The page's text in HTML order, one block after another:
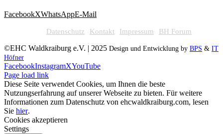
FacebookXWhatsAppE-Mail
Datenschutz Kontakt Impressum BH Forum
©EHC Waldkraiburg e.V. | 2025 Design und Entwicklung by BPS & IT
Höfner
FacebookInstagramXYouTube
Page load link
Diese Seite verwendet Cookies, um Ihnen die beste
Nutzungserfahrung auf unserer Webseite zu bieten. Für weitere
Informationen zum Datenschutz von ehcwaldkraiburg.com, lesen
Sie hier.
Cookies akzeptieren
Settings